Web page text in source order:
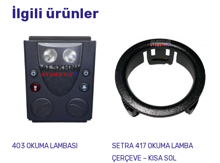
İlgili ürünler
403 OKUMA LAMBASI
SETRA 417 OKUMA LAMBA
ÇERÇEVE – KISA SOL